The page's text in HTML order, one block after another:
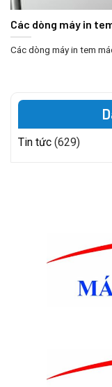
Tin tức (629)
Các dòng máy in
Các dòng máy in tem